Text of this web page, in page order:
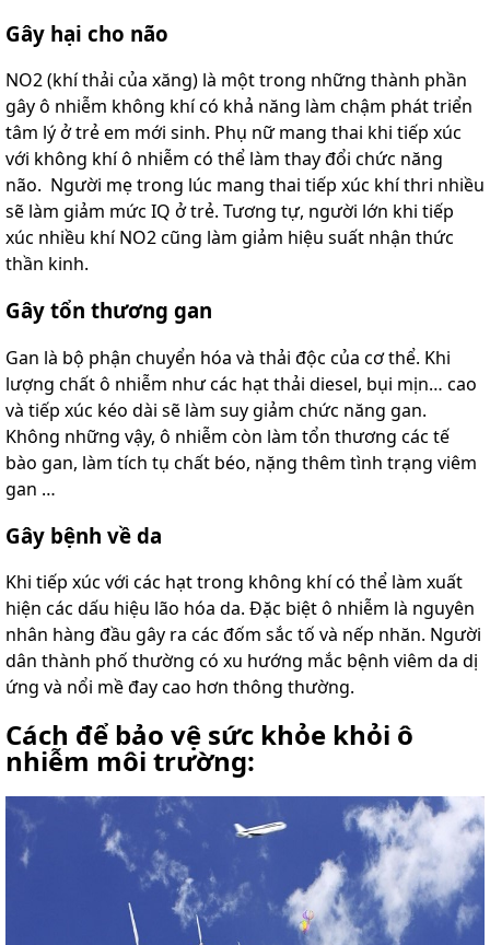
Gây hại cho não
NO2 (khí thải của xăng) là một trong những thành phần
gây ô nhiễm không khí có khả năng làm chậm phát triển
tâm lý ở trẻ em mới sinh. Phụ nữ mang thai khi tiếp xúc
với không khí ô nhiễm có thể làm thay đổi chức năng
não. Người mẹ trong lúc mang thai tiếp xúc khí thri nhiều
sẽ làm giảm mức IQ ở trẻ. Tương tự, người lớn khi tiếp
xúc nhiều khí NO2 cũng làm giảm hiệu suất nhận thức
thần kinh.
Gây tổn thương gan
Gan là bộ phận chuyển hóa và thải độc của cơ thể. Khi
lượng chất ô nhiễm như các hạt thải diesel, bụi mịn… cao
và tiếp xúc kéo dài sẽ làm suy giảm chức năng gan.
Không những vậy, ô nhiễm còn làm tổn thương các tế
bào gan, làm tích tụ chất béo, nặng thêm tình trạng viêm
gan …
Gây bệnh về da
Khi tiếp xúc với các hạt trong không khí có thể làm xuất
hiện các dấu hiệu lão hóa da. Đặc biệt ô nhiễm là nguyên
nhân hàng đầu gây ra các đốm sắc tố và nếp nhăn. Người
dân thành phố thường có xu hướng mắc bệnh viêm da dị
ứng và nổi mề đay cao hơn thông thường.
Cách để bảo vệ sức khỏe khỏi ô
nhiễm môi trường: